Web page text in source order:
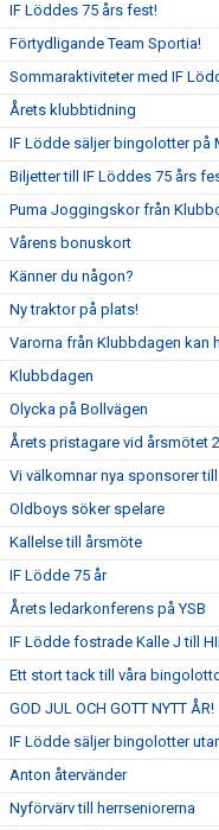
IF Löddes 75 års fest!
Förtydligande Team Sportia!
Sommaraktiviteter med IF
Årets klubbtidning
IF Lödde säljer bingolotter på
Biljetter till IF Löddes 75 års
Puma Joggingskor från
Vårens bonuskort
Känner du någon?
Ny traktor på plats!
Varorna från Klubbdagen kan
Klubbdagen
Olycka på Bollvägen
Årets pristagare vid årsmötet
Vi välkomnar nya sponsorer
Oldboys söker spelare
Kallelse till årsmöte
IF Lödde 75 år
Årets ledarkonferens på YSB
IF Lödde fostrade Kalle J till
Ett stort tack till våra
GOD JUL OCH GOTT NYTT ÅR!
IF Lödde säljer bingolotter
Anton återvänder
Nyförvärv till herrseniorerna